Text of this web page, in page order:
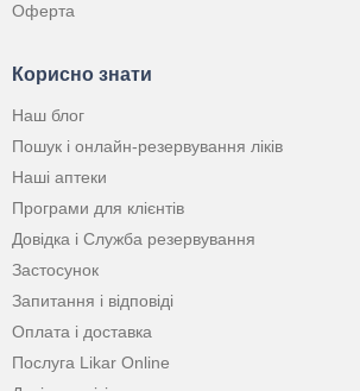
Оферта
Корисно знати
Наш блог
Пошук і онлайн-резервування ліків
Наші аптеки
Програми для клієнтів
Довідка і Служба резервування
Застосунок
Запитання і відповіді
Оплата і доставка
Послуга Likar Online